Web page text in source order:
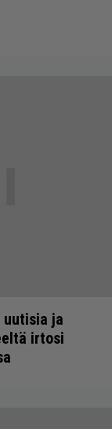
uutisia ja
irtosi